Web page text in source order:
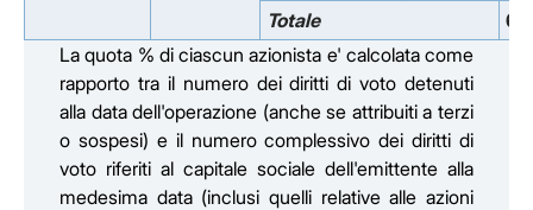
Totale
La quota % di ciascun azionista e' calcolata come
rapporto tra il numero dei diritti di voto detenuti
alla data dell'operazione (anche se attribuiti a terzi
o sospesi) e il numero complessivo dei diritti di
voto riferiti al capitale sociale dell'emittente alla
medesima data (inclusi quelli relative alle azioni